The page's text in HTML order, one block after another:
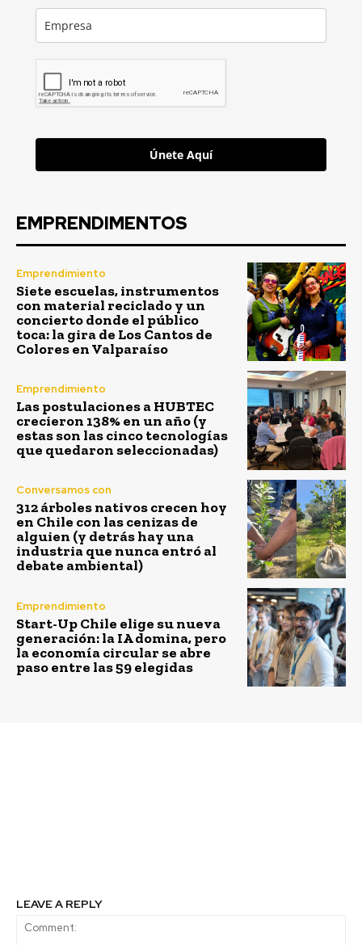
Únete Aquí
EMPRENDIMENTOS
Emprendimiento
Siete escuelas, instrumentos
con material reciclado y un
concierto donde el público
toca: la gira de Los Cantos de
Colores en Valparaíso
Emprendimiento
Las postulaciones a HUBTEC
crecieron 138% en un año (y
estas son las cinco tecnologías
que quedaron seleccionadas)
Conversamos con
312 árboles nativos crecen hoy
en Chile con las cenizas de
alguien (y detrás hay una
industria que nunca entró al
debate ambiental)
Emprendimiento
Start-Up Chile elige su nueva
generación: la IA domina, pero
la economía circular se abre
paso entre las 59 elegidas
LEAVE A REPLY